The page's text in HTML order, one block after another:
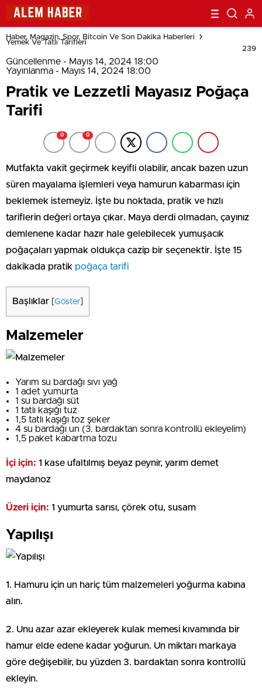
Haber, Magazin, Spor, Bitcoin Ve Son Dakika Haberleri
Yemek Ve Tatlı Tarifleri
239
Güncellenme - Mayıs 14, 2024 18:00
Yayınlanma - Mayıs 14, 2024 18:00
Pratik ve Lezzetli Mayasız Poğaça
Tarifi
0 0
Mutfakta vakit geçirmek keyifli olabilir, ancak bazen uzun
süren mayalama işlemleri veya hamurun kabarması için
beklemek istemeyiz. İşte bu noktada, pratik ve hızlı
tariflerin değeri ortaya çıkar. Maya derdi olmadan, çayınız
demlenene kadar hazır hale gelebilecek yumuşacık
poğaçaları yapmak oldukça cazip bir seçenektir. İşte 15
dakikada pratik poğaça tarifi
Başlıklar Göster
Malzemeler
Yarım su bardağı sıvı yağ
1 adet yumurta
1 su bardağı süt
1 tatlı kaşığı tuz
1,5 tatlı kaşığı toz şeker
4 su bardağı un (3. bardaktan sonra kontrollü ekleyelim)
1,5 paket kabartma tozu
İçi için: 1 kase ufaltılmış beyaz peynir, yarım demet
maydanoz
Üzeri için: 1 yumurta sarısı, çörek otu, susam
Yapılışı
1. Hamuru için un hariç tüm malzemeleri yoğurma kabına
alın.
2. Unu azar azar ekleyerek kulak memesi kıvamında bir
hamur elde edene kadar yoğurun. Un miktarı markaya
göre değişebilir, bu yüzden 3. bardaktan sonra kontrollü
ekleyin.